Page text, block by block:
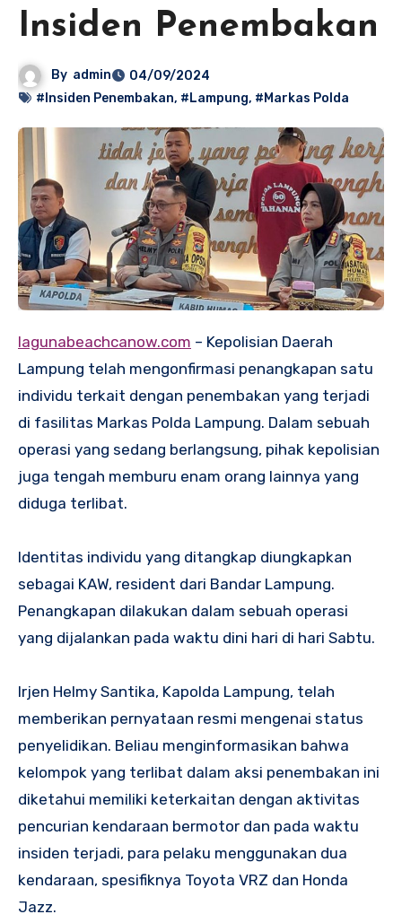
Insiden Penembakan
By admin
04/09/2024
#Insiden Penembakan, #Lampung, #Markas Polda
lagunabeachcanow.com – Kepolisian Daerah
Lampung telah mengonfirmasi penangkapan satu
individu terkait dengan penembakan yang terjadi
di fasilitas Markas Polda Lampung. Dalam sebuah
operasi yang sedang berlangsung, pihak kepolisian
juga tengah memburu enam orang lainnya yang
diduga terlibat.
Identitas individu yang ditangkap diungkapkan
sebagai KAW, resident dari Bandar Lampung.
Penangkapan dilakukan dalam sebuah operasi
yang dijalankan pada waktu dini hari di hari Sabtu.
Irjen Helmy Santika, Kapolda Lampung, telah
memberikan pernyataan resmi mengenai status
penyelidikan. Beliau menginformasikan bahwa
kelompok yang terlibat dalam aksi penembakan ini
diketahui memiliki keterkaitan dengan aktivitas
pencurian kendaraan bermotor dan pada waktu
insiden terjadi, para pelaku menggunakan dua
kendaraan, spesifiknya Toyota VRZ dan Honda
Jazz.